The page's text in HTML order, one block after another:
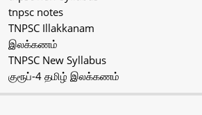
tnpsc notes
TNPSC Illakkanam
இலக்கணம்
TNPSC New Syllabus
குரூப்-4 தமிழ் இலக்கணம்